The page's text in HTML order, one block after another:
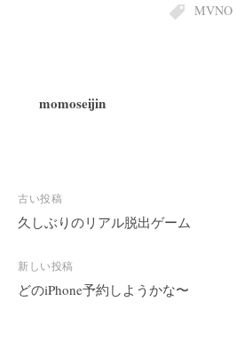
MVNO
momoseijin
投
稿
ビ
ゲ
古い投稿
久しぶりのリアル脱出ゲーム
新しい投稿
どのiPhone予約しようかな〜